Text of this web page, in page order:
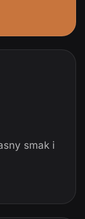
smak i